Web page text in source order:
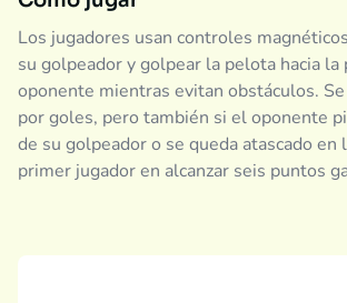
Los jugadores usan controles
su golpeador y golpear la pelota hacia
oponente mientras evitan obstáculos.
por goles, pero también si el oponente
de su golpeador o se queda atascado en
primer jugador en alcanzar seis puntos